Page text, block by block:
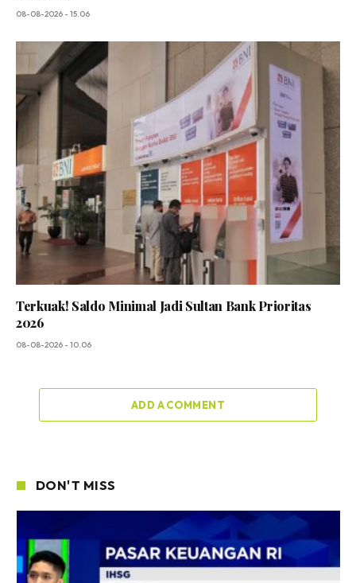
08-08-2026 - 15.06
Terkuak! Saldo Minimal Jadi Sultan Bank Prioritas
2026
08-08-2026 - 10.06
ADD A COMMENT
DON'T MISS